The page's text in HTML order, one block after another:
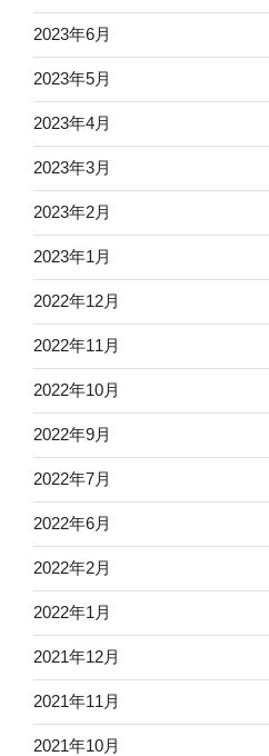
2023年6月
2023年5月
2023年4月
2023年3月
2023年2月
2023年1月
2022年12月
2022年11月
2022年10月
2022年9月
2022年7月
2022年6月
2022年2月
2022年1月
2021年12月
2021年11月
2021年10月